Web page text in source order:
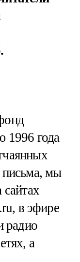
1996 года
мы
в эфире
радио
а